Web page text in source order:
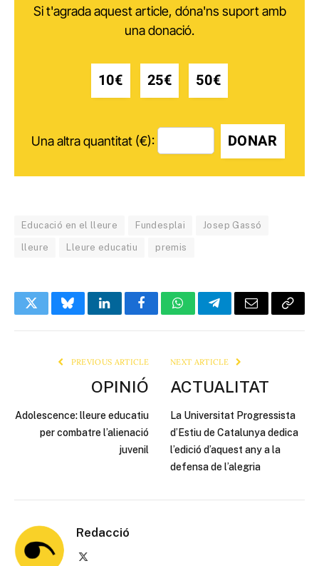
Si t'agrada aquest article, dóna'ns suport amb
una donació.
10€ 25€ 50€
Una altra quantitat (€): DONAR
Educació en el lleure Fundesplai Josep Gassó
lleure Lleure educatiu premis
TwitterBlueskyLinkedInFacebookWhatsAppTelegramEmail Copy
PREVIOUS ARTICLE
OPINIÓ
Adolescence: lleure educatiu
per combatre l’alienació
juvenil
NEXT ARTICLE
ACTUALITAT
La Universitat Progressista
d’Estiu de Catalunya dedica
l’edició d’aquest any a la
defensa de l’alegria
Redacció